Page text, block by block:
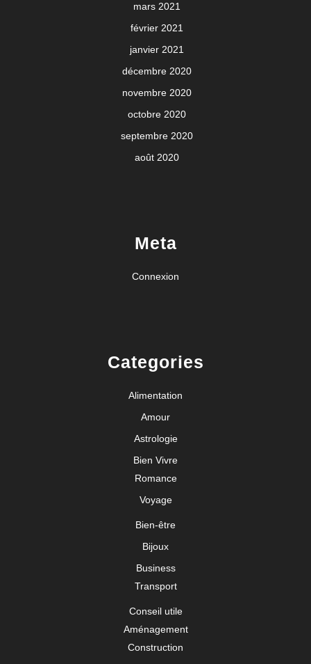
mars 2021
février 2021
janvier 2021
décembre 2020
novembre 2020
octobre 2020
septembre 2020
août 2020
Meta
Connexion
Categories
Alimentation
Amour
Astrologie
Bien Vivre
Romance
Voyage
Bien-être
Bijoux
Business
Transport
Conseil utile
Aménagement
Construction